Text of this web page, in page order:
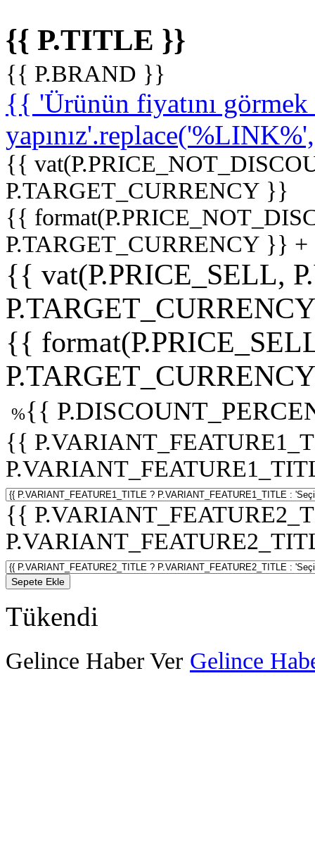
{{ P.TITLE }}
{{ P.BRAND }}
{{ 'Ürünün fiyatını
{{
P.TARGET_CURRENCY }}
{{
P.TARGET_CURRENCY }}
{{ vat(P.PRICE_SELL,
{{
%{{
{{
{{
Sepete Ekle
Tükendi
Gelince Haber Ver Gelince